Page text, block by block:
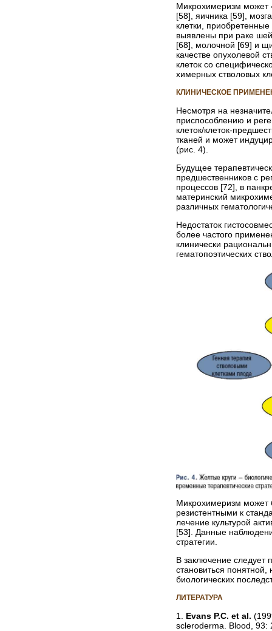
Микрохимеризм может
[58], яичника [59],
клетки,
выявлены при раке
[68], молочной [69] и
качестве опухолевой
клеток со
химерных стволовых
КЛИНИЧЕСКОЕ
Несмотря на
приспособлению и
клеток/клеток-
тканей и может
(рис. 4).
Будущее
предшественников с
процессов [72], в
материнский
различных
Недостаток
более частого
клинически
гематопоэтических
Микрохимеризм может
резистентными к
лечение культурой
[53]. Данные
стратегии.
В заключение следует
становиться
биологических
ЛИТЕРАТУРА
1. Evans P.C. et al.
scleroderma. Blood, 93: